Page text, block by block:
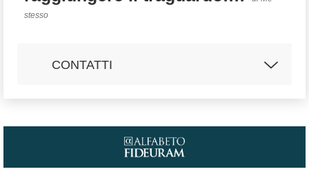
stesso
CONTATTI
UFFICIO DEL PRIVATE BANKER